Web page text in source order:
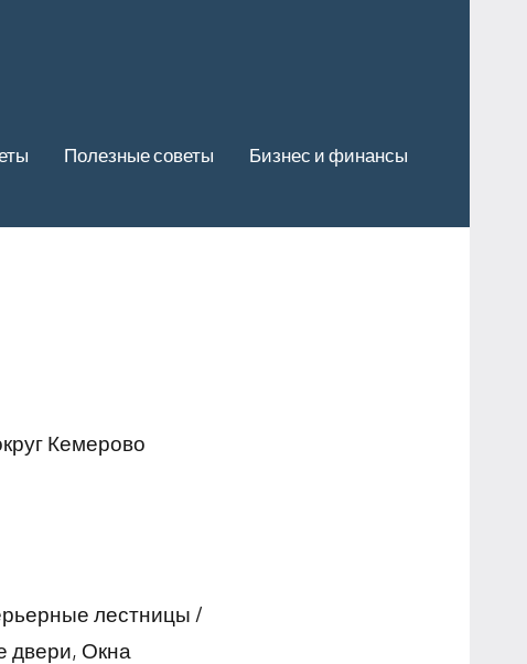
Полезные советы Бизнес и финансы
Кемерово
лестницы /
двери, Окна